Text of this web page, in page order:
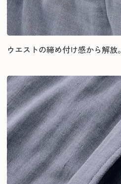
ウエストの締め付け感から解放。